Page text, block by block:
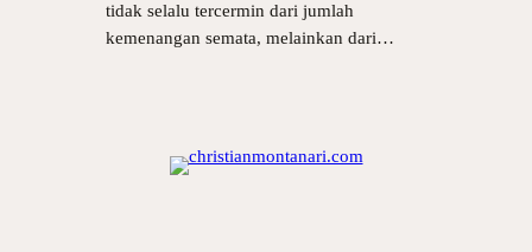
tidak selalu tercermin dari jumlah
kemenangan semata, melainkan dari…